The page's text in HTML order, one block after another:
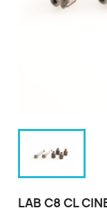
LAB C8 CL